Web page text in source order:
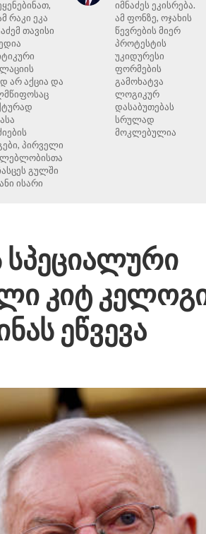
რაკი ეკა
თავისი
არ აქცია და
პირველი
გულში
ისარი
იმნაძეს ეკისრება.
ამ ფონზე, ოჯახის
წევრების მიერ
პროტესტის
უკიდურესი
ფორმების
გამოხატვა
ლოგიკურ
დასაბუთებას
სრულად
მოკლებულია
სპეციალური
კიტ
ეწვევა